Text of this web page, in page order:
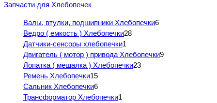
Запчасти для Хлебопечек
Валы, втулки, подшипники Хлебопечки6
Ведро ( емкость ) Хлебопечки28
Датчики-сенсоры хлебопечки1
Двигатель ( мотор ) привода Хлебопечки9
Лопатка ( мешалка ) Хлебопечки23
Ремень Хлебопечки15
Сальник Хлебопечки6
Трансформатор Хлебопечки1